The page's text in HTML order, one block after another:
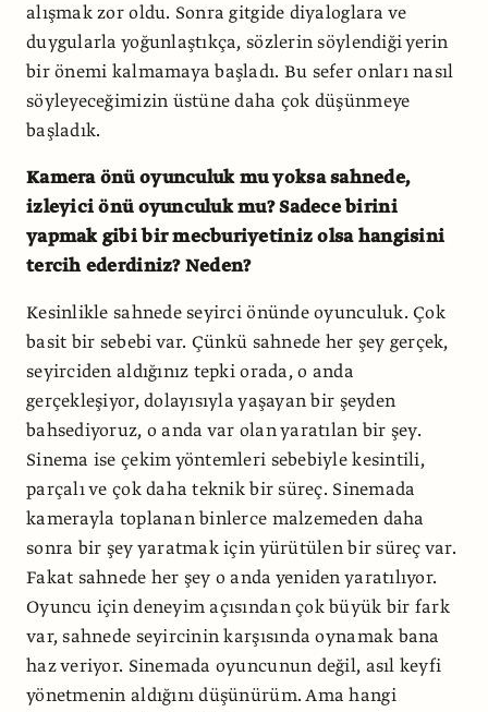
alışmak zor oldu. Sonra gitgide diyaloglara ve
duygularla yoğunlaştıkça, sözlerin söylendiği yerin
bir önemi kalmamaya başladı. Bu sefer onları nasıl
söyleyeceğimizin üstüne daha çok düşünmeye
başladık.
Kamera önü oyunculuk mu yoksa sahnede,
izleyici önü oyunculuk mu? Sadece birini
yapmak gibi bir mecburiyetiniz olsa hangisini
tercih ederdiniz? Neden?
Kesinlikle sahnede seyirci önünde oyunculuk. Çok
basit bir sebebi var. Çünkü sahnede her şey gerçek,
seyirciden aldığınız tepki orada, o anda
gerçekleşiyor, dolayısıyla yaşayan bir şeyden
bahsediyoruz, o anda var olan yaratılan bir şey.
Sinema ise çekim yöntemleri sebebiyle kesintili,
parçalı ve çok daha teknik bir süreç. Sinemada
kamerayla toplanan binlerce malzemeden daha
sonra bir şey yaratmak için yürütülen bir süreç var.
Fakat sahnede her şey o anda yeniden yaratılıyor.
Oyuncu için deneyim açısından çok büyük bir fark
var, sahnede seyircinin karşısında oynamak bana
haz veriyor. Sinemada oyuncunun değil, asıl keyfi
yönetmenin aldığını düşünürüm. Ama hangi